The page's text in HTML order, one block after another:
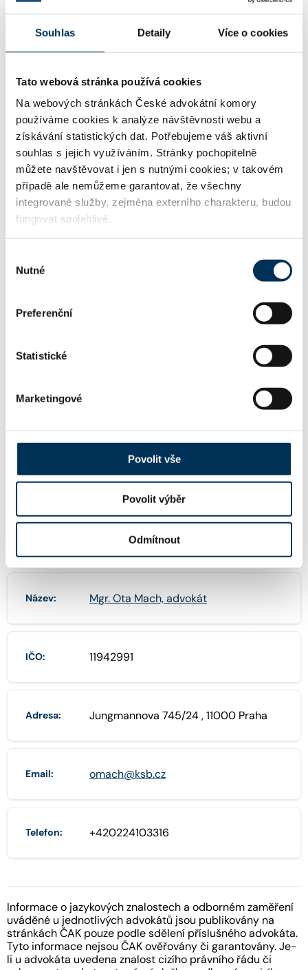
Souhlas Detaily Více o cookies
Tato webová stránka používá cookies
Na webových stránkách České advokátní komory
používáme cookies k analýze návštěvnosti webu a
získávání statistických dat. Potřebujeme váš aktivní
souhlas s jejich využíváním. Stránky pochopitelně
můžete navštěvovat i jen s nutnými cookies; v takovém
případě ale nemůžeme garantovat, že všechny
integrované služby, zejména externího charakteru, budou
fungovat spolehlivě.
souhlasu
Nutné
Preferenční
Statistické
Marketingové
Povolit vše
Povolit výběr
Odmítnout
07 investice (investiční bankovnictví)
16 obchodní právo
17 obchodní společnosti, družstva
18 insolvenční právo
Email: omach@ksb.cz
FIRMA
Název: Mgr. Ota Mach, advokát
IČO: 11942991
Adresa: Jungmannova 745/24 , 11000 Praha
Email: omach@ksb.cz
Telefon: +420224103316
Informace o jazykových znalostech a odborném zaměření
uváděné u jednotlivých advokátů jsou publikovány na
stránkách ČAK pouze podle sdělení příslušného advokáta.
Tyto informace nejsou ČAK ověřovány či garantovány. Je-
li u advokáta uvedena znalost cizího právního řádu či